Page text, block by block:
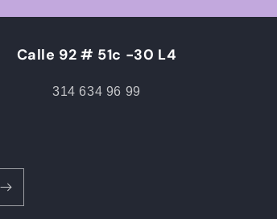
Calle 92 # 51c -30 L4
314 634 96 99